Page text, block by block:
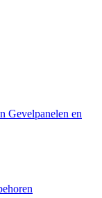
Gevelpanelen en